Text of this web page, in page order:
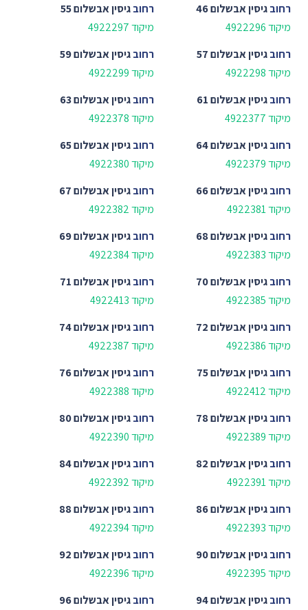
רחובגיסין אבשלום 46
מיקוד 4922296
רחובגיסין אבשלום 55
מיקוד 4922297
רחובגיסין אבשלום 57
מיקוד 4922298
רחובגיסין אבשלום 59
מיקוד 4922299
רחובגיסין אבשלום 61
מיקוד 4922377
רחובגיסין אבשלום 63
מיקוד 4922378
רחובגיסין אבשלום 64
מיקוד 4922379
רחובגיסין אבשלום 65
מיקוד 4922380
רחובגיסין אבשלום 66
מיקוד 4922381
רחובגיסין אבשלום 67
מיקוד 4922382
רחובגיסין אבשלום 68
מיקוד 4922383
רחובגיסין אבשלום 69
מיקוד 4922384
רחובגיסין אבשלום 70
מיקוד 4922385
רחובגיסין אבשלום 71
מיקוד 4922413
רחובגיסין אבשלום 72
מיקוד 4922386
רחובגיסין אבשלום 74
מיקוד 4922387
רחובגיסין אבשלום 75
מיקוד 4922412
רחובגיסין אבשלום 76
מיקוד 4922388
רחובגיסין אבשלום 78
מיקוד 4922389
רחובגיסין אבשלום 80
מיקוד 4922390
רחובגיסין אבשלום 82
מיקוד 4922391
רחובגיסין אבשלום 84
מיקוד 4922392
רחובגיסין אבשלום 86
מיקוד 4922393
רחובגיסין אבשלום 88
מיקוד 4922394
רחובגיסין אבשלום 90
מיקוד 4922395
רחובגיסין אבשלום 92
מיקוד 4922396
רחובגיסין אבשלום 94
רחובגיסין אבשלום 96